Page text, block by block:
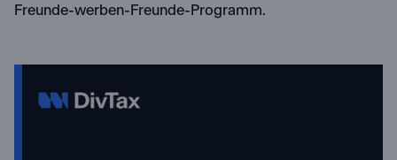
Freunde-werben-Freunde-Programm.